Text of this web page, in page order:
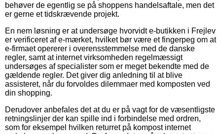
behøver de egentlig se på shoppens handelsaftale, men det
er gerne et tidskrævende projekt.
En nem løsning er at undersøge hvorvidt e-butikken i Frejlev
er verificeret af e-mærket, hvilket bør være et fingerpeg om at
e-firmaet opererer i overensstemmelse med de danske
regler, samt at internet virksomheden regelmæssigt
undersøges af specialister som er meget bekendte med de
gældende regler. Det giver dig anledning til at blive
assisteret, når du forvoldes dilemmaer med komposten ved
din shopping.
Derudover anbefales det at du er på vagt for de væsentligste
retningslinjer der kan spille ind i forbindelse med ordren,
som for eksempel hvilken returret på kompost internet